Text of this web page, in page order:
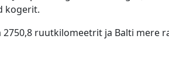
kogerit.
ruutkilomeetrit ja Balti mere